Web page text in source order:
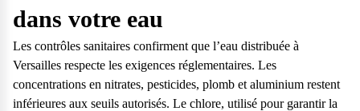
dans votre eau
Les contrôles sanitaires confirment que l’eau distribuée à
Versailles respecte les exigences réglementaires. Les
concentrations en nitrates, pesticides, plomb et aluminium restent
inférieures aux seuils autorisés. Le chlore, utilisé pour garantir la